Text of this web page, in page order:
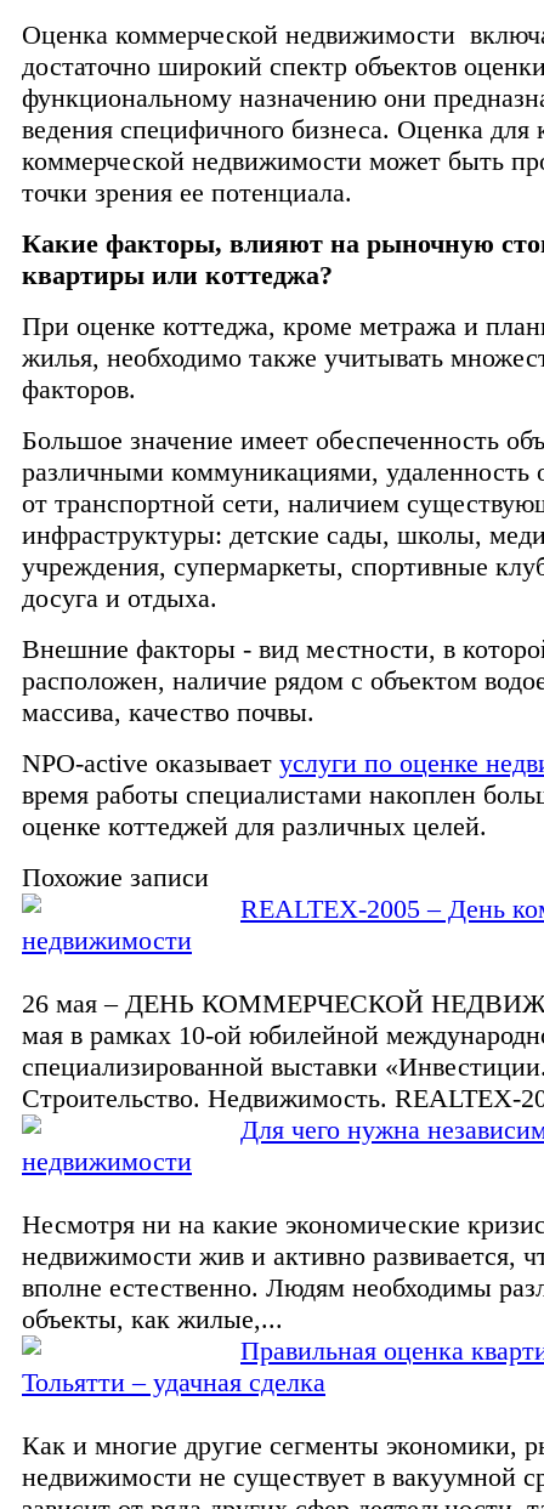
Оценка коммерческой недвижимости
достаточно широкий спектр объектов
функциональному назначению они
ведения специфичного бизнеса. Оценка для
коммерческой недвижимости может быть
точки зрения ее потенциала.
Какие факторы, влияют на рыночную
квартиры или коттеджа?
При оценке коттеджа, кроме метража и
жилья, необходимо также учитывать
факторов.
Большое значение имеет обеспеченность
различными коммуникациями, удаленность
от транспортной сети, наличием
инфраструктуры: детские сады, школы,
учреждения, супермаркеты, спортивные
досуга и отдыха.
Внешние факторы - вид местности, в
расположен, наличие рядом с объектом
массива, качество почвы.
NPO-active оказывает услуги по оценке
время работы специалистами накоплен
оценке коттеджей для различных целей.
Похожие записи
REALTEX-2005 – День
недвижимости
26 мая – ДЕНЬ КОММЕРЧЕСКОЙ
мая в рамках 10-ой юбилейной
специализированной выставки
Строительство. Недвижимость. REALTEX-
Для чего нужна
недвижимости
Несмотря ни на какие экономические
недвижимости жив и активно развивается,
вполне естественно. Людям необходимы
объекты, как жилые,...
Правильная оценка
Тольятти – удачная сделка
Как и многие другие сегменты экономики,
недвижимости не существует в вакуумной